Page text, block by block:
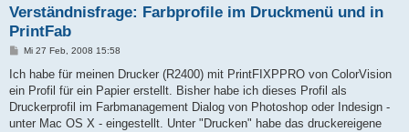
Verständnisfrage: Farbprofile im Druckmenü und in
PrintFab
B
i
r
a
Mi 27 Feb, 2008 15:58
Ich habe für meinen Drucker (R2400) mit PrintFIXPPRO von ColorVision
ein Profil für ein Papier erstellt. Bisher habe ich dieses Profil als
Druckerprofil im Farbmanagement Dialog von Photoshop oder Indesign -
unter Mac OS X - eingestellt. Unter "Drucken" habe das druckereigene